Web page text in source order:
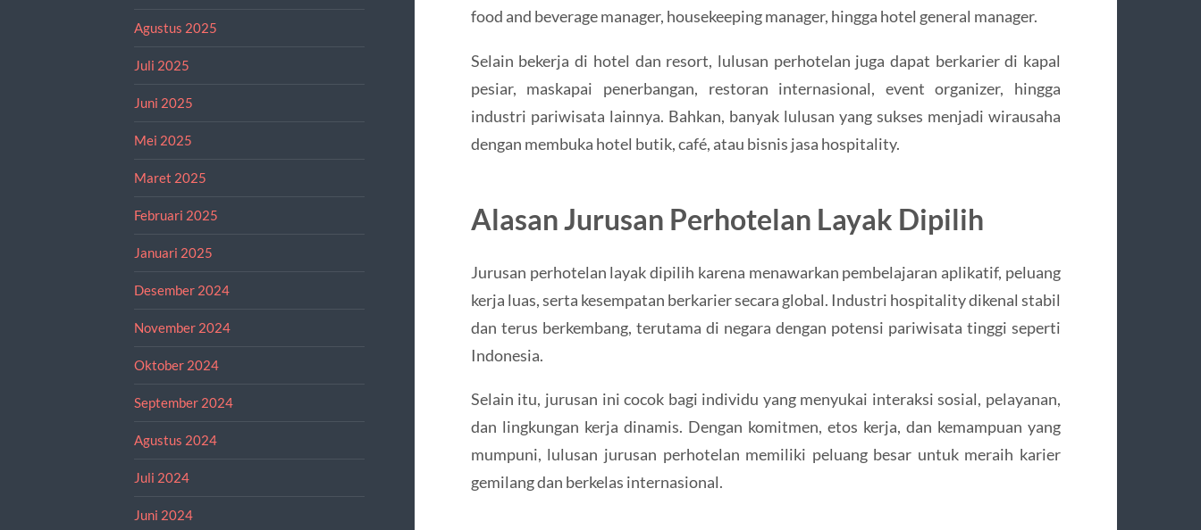
Agustus 2025
Juli 2025
Juni 2025
Mei 2025
Maret 2025
Februari 2025
Januari 2025
Desember 2024
November 2024
Oktober 2024
September 2024
Agustus 2024
Juli 2024
Juni 2024
food and beverage manager, housekeeping manager, hingga hotel general manager.
Selain bekerja di hotel dan resort, lulusan perhotelan juga dapat berkarier di kapal
pesiar, maskapai penerbangan, restoran internasional, event organizer, hingga
industri pariwisata lainnya. Bahkan, banyak lulusan yang sukses menjadi wirausaha
dengan membuka hotel butik, café, atau bisnis jasa hospitality.
Alasan Jurusan Perhotelan Layak Dipilih
Jurusan perhotelan layak dipilih karena menawarkan pembelajaran aplikatif, peluang
kerja luas, serta kesempatan berkarier secara global. Industri hospitality dikenal stabil
dan terus berkembang, terutama di negara dengan potensi pariwisata tinggi seperti
Indonesia.
Selain itu, jurusan ini cocok bagi individu yang menyukai interaksi sosial, pelayanan,
dan lingkungan kerja dinamis. Dengan komitmen, etos kerja, dan kemampuan yang
mumpuni, lulusan jurusan perhotelan memiliki peluang besar untuk meraih karier
gemilang dan berkelas internasional.